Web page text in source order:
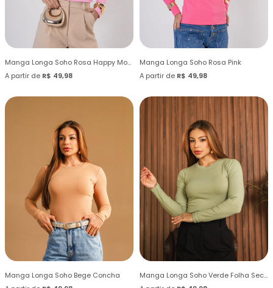
Manga Longa Soho Rosa Happy Moments
A partir de R$ 49,98
Manga Longa Soho Rosa Pink
A partir de R$ 49,98
Manga Longa Soho Bege Concha
Manga Longa Soho Verde Folha Seca